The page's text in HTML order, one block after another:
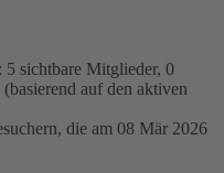
5 sichtbare Mitglieder, 0
auf den aktiven
die am 08 Mär 2026